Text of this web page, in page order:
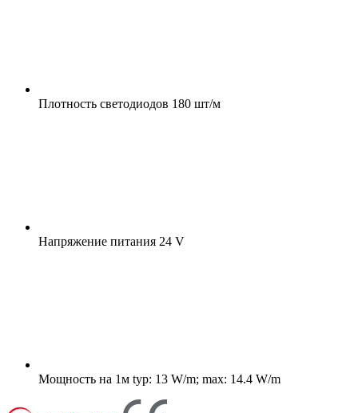
Плотность светодиодов 180 шт/м
Напряжение питания 24 V
Мощность на 1м typ: 13 W/m; max: 14.4 W/m